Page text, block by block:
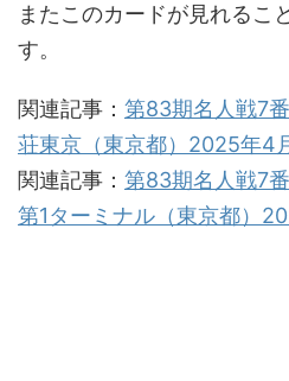
またこのカードが見れるこ
す。
関連記事： 第83期名人戦7
荘東京（東京都）2025年4
関連記事： 第83期名人戦7
第1ターミナル（東京都）